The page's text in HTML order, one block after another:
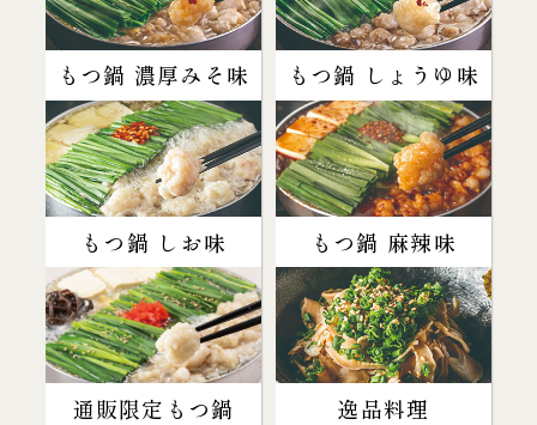
もつ鍋 濃厚みそ味 もつ鍋 しょうゆ味
もつ鍋 しお味 もつ鍋 麻辣味
通販限定もつ鍋 逸品料理